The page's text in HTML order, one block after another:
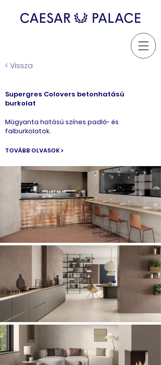
< Vissza
Supergres Colovers betonhatású
burkolat
Műgyanta hatású színes padló- és
falburkolatok.
TOVÁBB OLVASOK >